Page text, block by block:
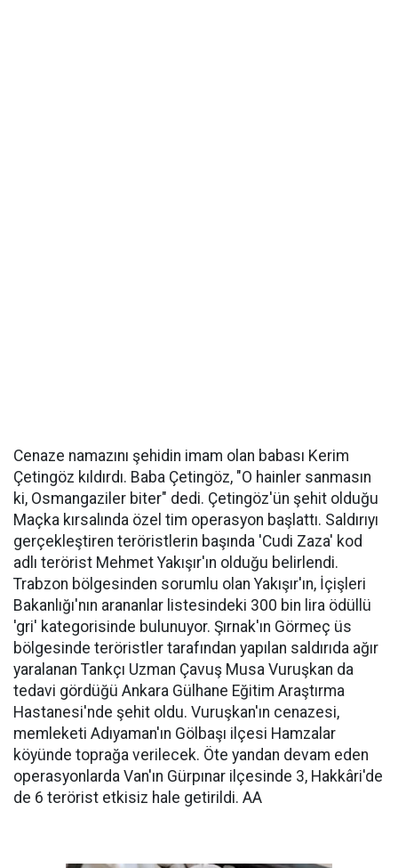
Cenaze namazını şehidin imam olan babası Kerim
Çetingöz kıldırdı. Baba Çetingöz, "O hainler sanmasın
ki, Osmangaziler biter" dedi. Çetingöz'ün şehit olduğu
Maçka kırsalında özel tim operasyon başlattı. Saldırıyı
gerçekleştiren teröristlerin başında 'Cudi Zaza' kod
adlı terörist Mehmet Yakışır'ın olduğu belirlendi.
Trabzon bölgesinden sorumlu olan Yakışır'ın, İçişleri
Bakanlığı'nın arananlar listesindeki 300 bin lira ödüllü
'gri' kategorisinde bulunuyor. Şırnak'ın Görmeç üs
bölgesinde teröristler tarafından yapılan saldırıda ağır
yaralanan Tankçı Uzman Çavuş Musa Vuruşkan da
tedavi gördüğü Ankara Gülhane Eğitim Araştırma
Hastanesi'nde şehit oldu. Vuruşkan'ın cenazesi,
memleketi Adıyaman'ın Gölbaşı ilçesi Hamzalar
köyünde toprağa verilecek. Öte yandan devam eden
operasyonlarda Van'ın Gürpınar ilçesinde 3, Hakkâri'de
de 6 terörist etkisiz hale getirildi. AA